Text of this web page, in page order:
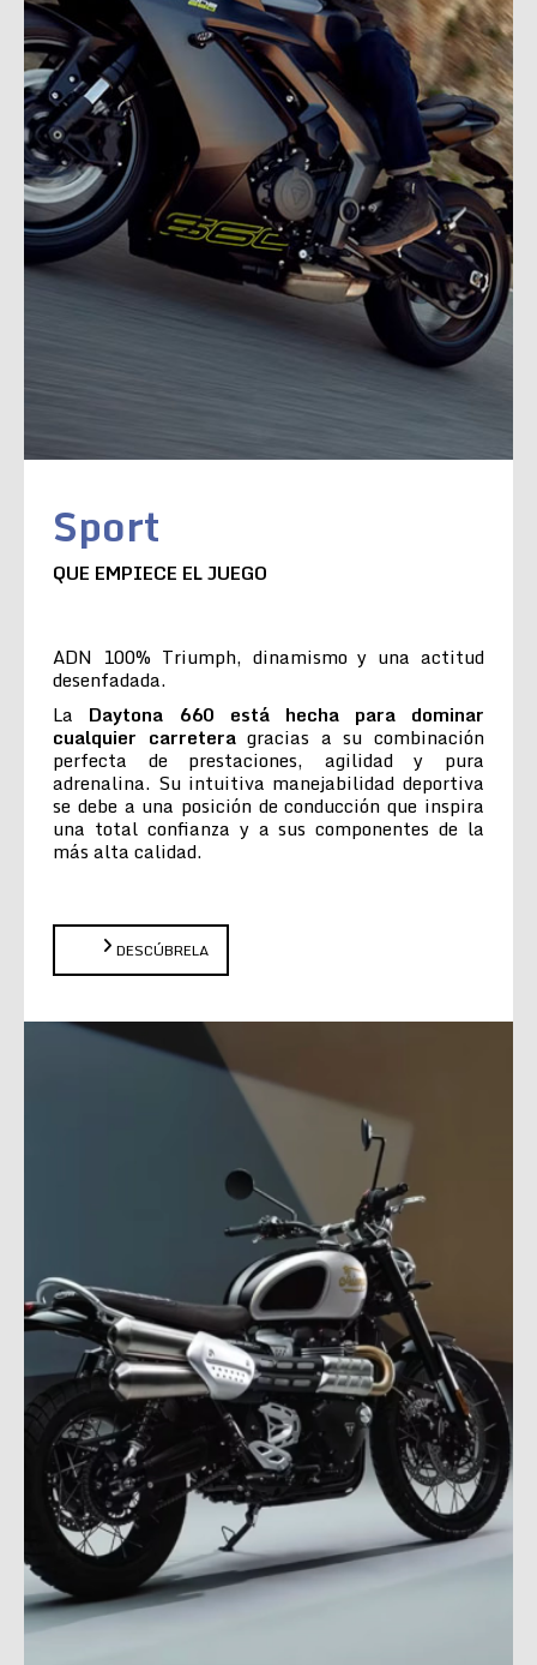
Sport
QUE EMPIECE EL JUEGO
ADN 100% Triumph, dinamismo y una actitud
desenfadada.
La Daytona 660 está hecha para dominar
cualquier carreteragracias a su combinación
perfecta de prestaciones, agilidad y pura
adrenalina. Su intuitiva manejabilidad deportiva
se debe a una posición de conducción que inspira
una total confianza y a sus componentes de la
más alta calidad.
DESCÚBRELA